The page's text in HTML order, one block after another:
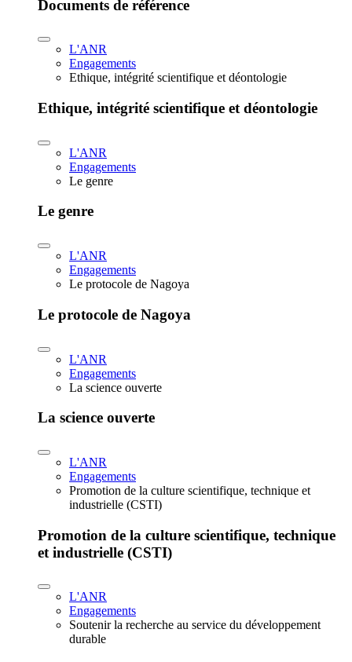
Documents de référence
L'ANR
Engagements
Ethique, intégrité scientifique et déontologie
Ethique, intégrité scientifique et déontologie
L'ANR
Engagements
Le genre
Le genre
L'ANR
Engagements
Le protocole de Nagoya
Le protocole de Nagoya
L'ANR
Engagements
La science ouverte
La science ouverte
L'ANR
Engagements
Promotion de la culture scientifique, technique et
industrielle (CSTI)
Promotion de la culture scientifique, technique
et industrielle (CSTI)
L'ANR
Engagements
Soutenir la recherche au service du développement
durable